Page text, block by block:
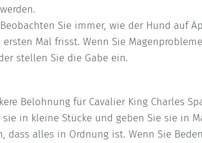
Beobachten Sie immer, wie der Hund auf
Mal frisst. Wenn Sie
stellen Sie die Gabe ein.
Belohnung für Cavalier King Charles
in kleine Stücke und geben Sie sie in
dass alles in Ordnung ist. Wenn Sie